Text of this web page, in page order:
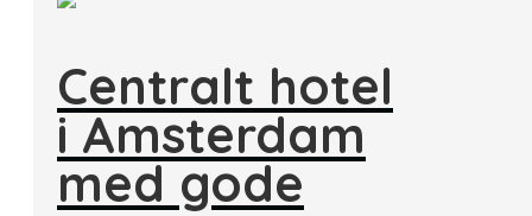
Centralt hotel
i Amsterdam
med gode